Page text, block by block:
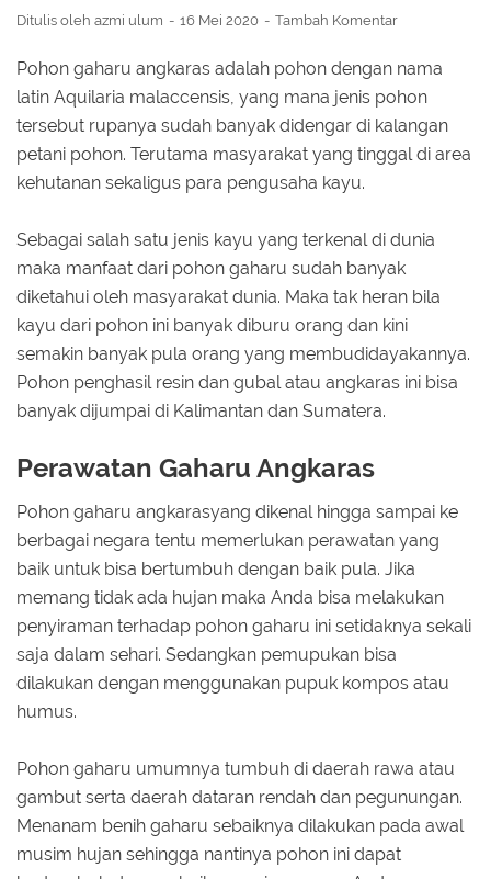
Ditulis oleh azmi ulum 16 Mei 2020 Tambah Komentar
Pohon gaharu angkaras adalah pohon dengan nama
latin Aquilaria malaccensis, yang mana jenis pohon
tersebut rupanya sudah banyak didengar di kalangan
petani pohon. Terutama masyarakat yang tinggal di area
kehutanan sekaligus para pengusaha kayu.
Sebagai salah satu jenis kayu yang terkenal di dunia
maka manfaat dari pohon gaharu sudah banyak
diketahui oleh masyarakat dunia. Maka tak heran bila
kayu dari pohon ini banyak diburu orang dan kini
semakin banyak pula orang yang membudidayakannya.
Pohon penghasil resin dan gubal atau angkaras ini bisa
banyak dijumpai di Kalimantan dan Sumatera.
Perawatan Gaharu Angkaras
Pohon gaharu angkarasyang dikenal hingga sampai ke
berbagai negara tentu memerlukan perawatan yang
baik untuk bisa bertumbuh dengan baik pula. Jika
memang tidak ada hujan maka Anda bisa melakukan
penyiraman terhadap pohon gaharu ini setidaknya sekali
saja dalam sehari. Sedangkan pemupukan bisa
dilakukan dengan menggunakan pupuk kompos atau
humus.
Pohon gaharu umumnya tumbuh di daerah rawa atau
gambut serta daerah dataran rendah dan pegunungan.
Menanam benih gaharu sebaiknya dilakukan pada awal
musim hujan sehingga nantinya pohon ini dapat